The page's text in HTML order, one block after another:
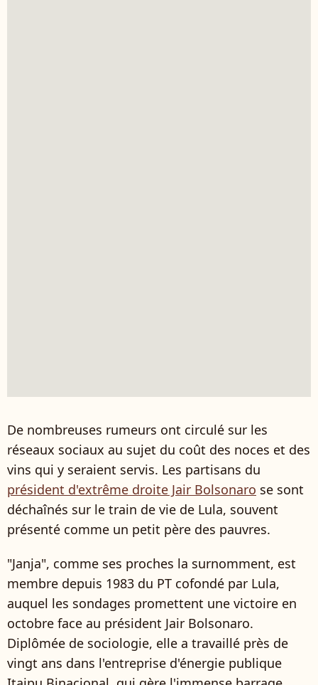
De nombreuses rumeurs ont circulé sur les
réseaux sociaux au sujet du coût des noces et des
vins qui y seraient servis. Les partisans du
président d'extrême droite Jair Bolsonaro se sont
déchaînés sur le train de vie de Lula, souvent
présenté comme un petit père des pauvres.
"Janja", comme ses proches la surnomment, est
membre depuis 1983 du PT cofondé par Lula,
auquel les sondages promettent une victoire en
octobre face au président Jair Bolsonaro.
Diplômée de sociologie, elle a travaillé près de
vingt ans dans l'entreprise d'énergie publique